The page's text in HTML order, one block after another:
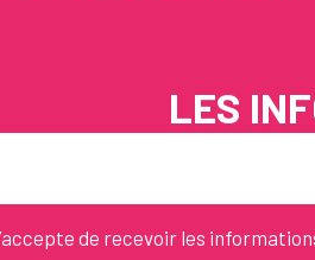
LES
de recevoir les